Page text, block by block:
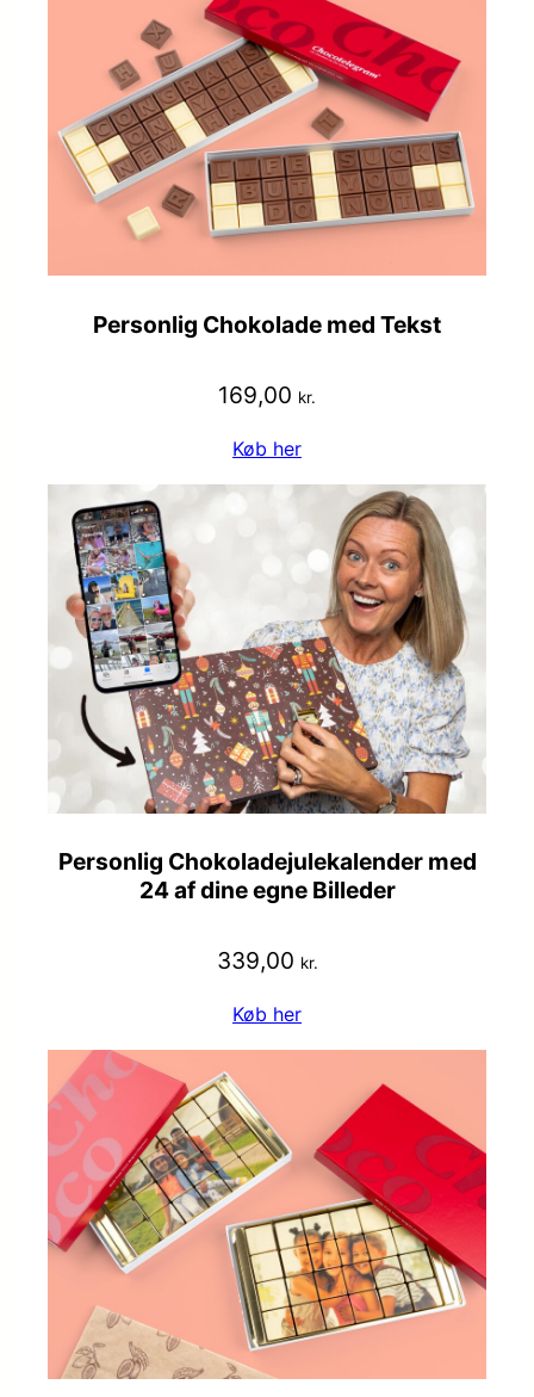
Personlig Chokolade med Tekst
169,00 kr.
Køb her
Personlig Chokoladejulekalender med
24 af dine egne Billeder
339,00 kr.
Køb her